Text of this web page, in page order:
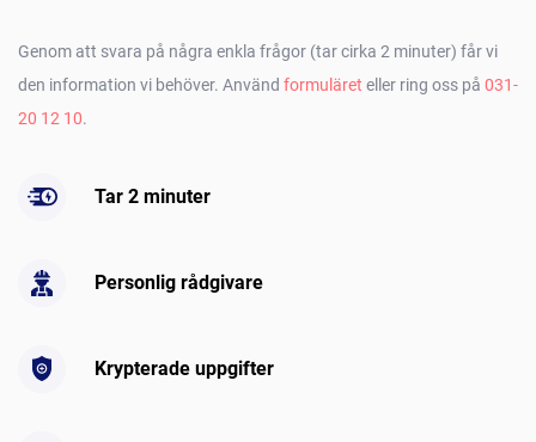
Genom att svara på några enkla frågor (tar cirka 2 minuter) får vi
den information vi behöver. Använd formuläret eller ring oss på 031-
20 12 10.
Tar 2 minuter
Personlig rådgivare
Krypterade uppgifter